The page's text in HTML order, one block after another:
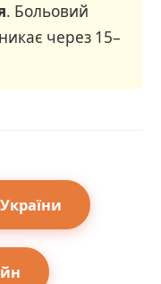
. Больовий
через 15–